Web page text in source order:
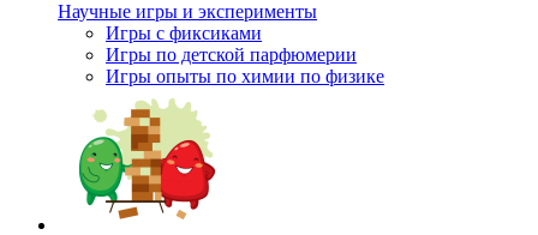
Научные игры и эксперименты
Игры с фиксиками
Игры по детской парфюмерии
Игры опыты по химии по физике